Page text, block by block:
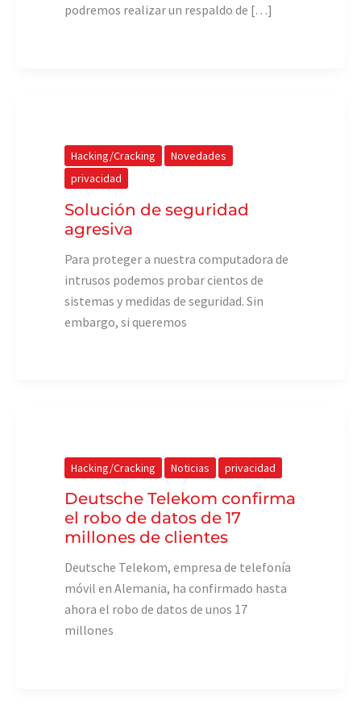
podremos realizar un respaldo de […]
Hacking/Cracking
Novedades
privacidad
Solución de seguridad
agresiva
Para proteger a nuestra computadora de
intrusos podemos probar cientos de
sistemas y medidas de seguridad. Sin
embargo, si queremos
Hacking/Cracking Noticias privacidad
Deutsche Telekom confirma
el robo de datos de 17
millones de clientes
Deutsche Telekom, empresa de telefonía
móvil en Alemania, ha confirmado hasta
ahora el robo de datos de unos 17
millones